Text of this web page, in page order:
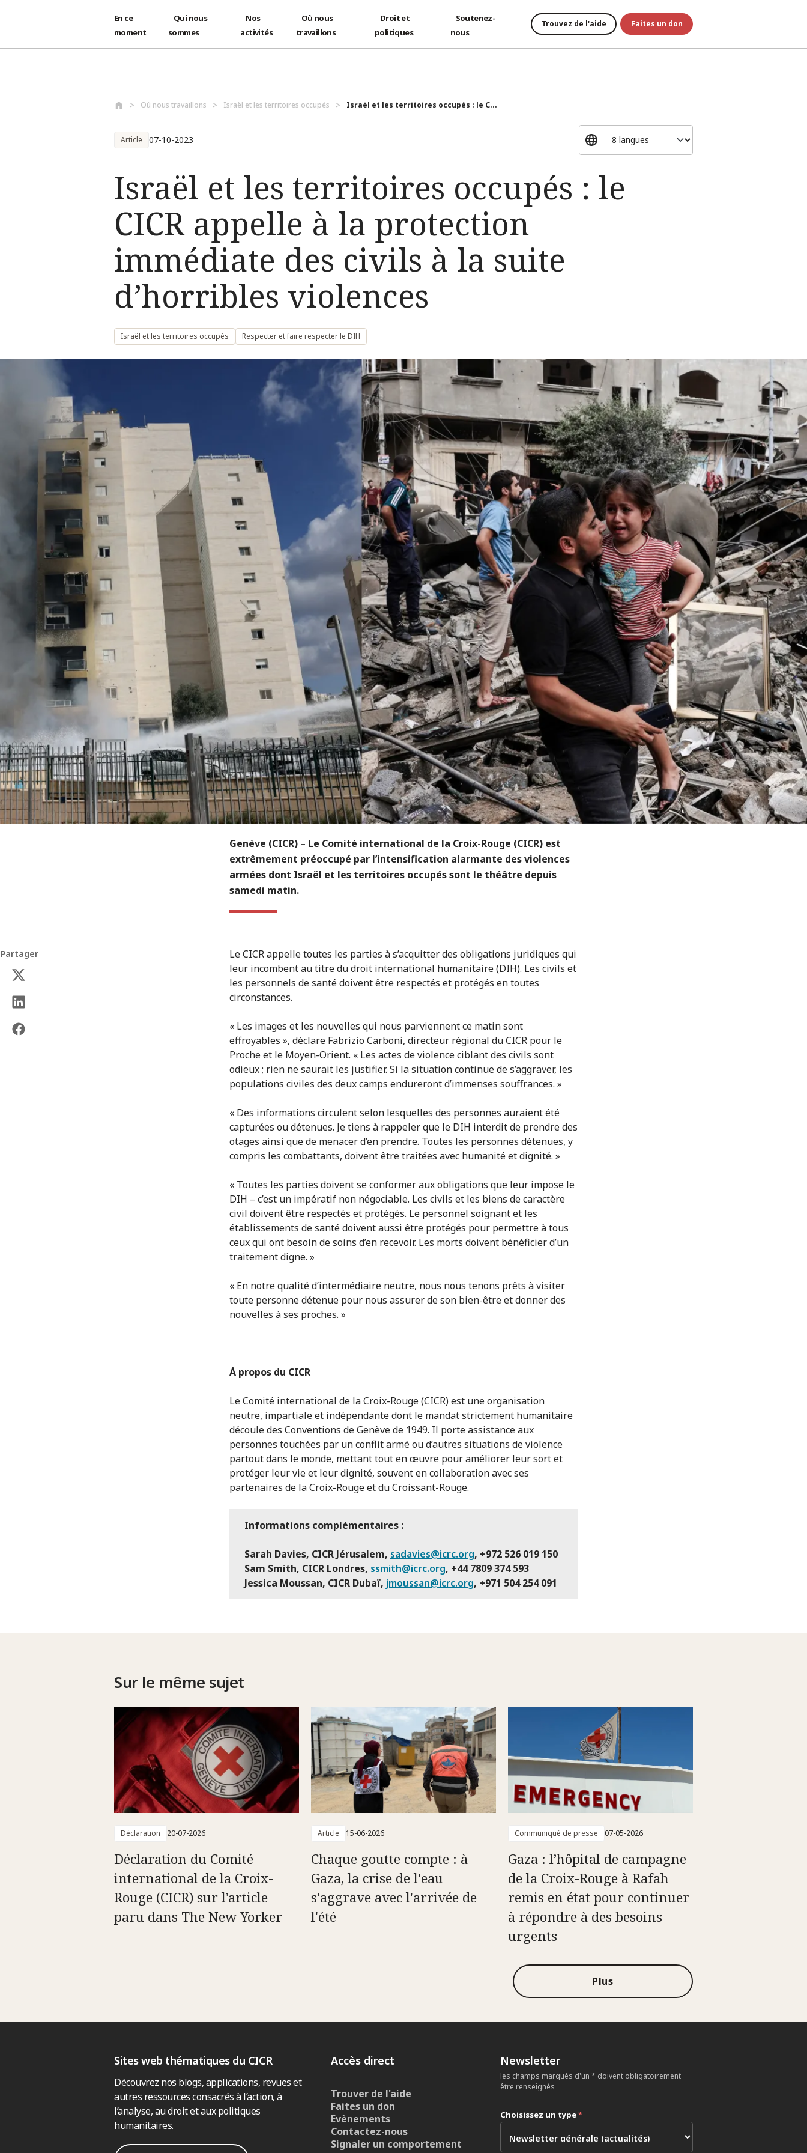
En ce
moment
Qui nous
sommes
Nos
activités
Où nous
travaillons
Droit et
politiques
Soutenez-
nous
Trouvez de l'aide Faites un don
Où nous travaillons Israël et les territoires occupés Israël et les territoires occupés : le C...
Article 07-10-2023
Israël et les territoires occupés : le
CICR appelle à la protection
immédiate des civils à la suite
d’horribles violences
Israël et les territoires occupés Respecter et faire respecter le DIH
Genève (CICR) – Le Comité international de la Croix-Rouge (CICR) est
extrêmement préoccupé par l’intensification alarmante des violences
armées dont Israël et les territoires occupés sont le théâtre depuis
samedi matin.
Partager
Le CICR appelle toutes les parties à s’acquitter des obligations juridiques qui
leur incombent au titre du droit international humanitaire (DIH). Les civils et
les personnels de santé doivent être respectés et protégés en toutes
circonstances.
« Les images et les nouvelles qui nous parviennent ce matin sont
effroyables », déclare Fabrizio Carboni, directeur régional du CICR pour le
Proche et le Moyen-Orient. « Les actes de violence ciblant des civils sont
odieux ; rien ne saurait les justifier. Si la situation continue de s’aggraver, les
populations civiles des deux camps endureront d’immenses souffrances. »
« Des informations circulent selon lesquelles des personnes auraient été
capturées ou détenues. Je tiens à rappeler que le DIH interdit de prendre des
otages ainsi que de menacer d’en prendre. Toutes les personnes détenues, y
compris les combattants, doivent être traitées avec humanité et dignité. »
« Toutes les parties doivent se conformer aux obligations que leur impose le
DIH – c’est un impératif non négociable. Les civils et les biens de caractère
civil doivent être respectés et protégés. Le personnel soignant et les
établissements de santé doivent aussi être protégés pour permettre à tous
ceux qui ont besoin de soins d’en recevoir. Les morts doivent bénéficier d’un
traitement digne. »
« En notre qualité d’intermédiaire neutre, nous nous tenons prêts à visiter
toute personne détenue pour nous assurer de son bien-être et donner des
nouvelles à ses proches. »
À propos du CICR
Le Comité international de la Croix-Rouge (CICR) est une organisation
neutre, impartiale et indépendante dont le mandat strictement humanitaire
découle des Conventions de Genève de 1949. Il porte assistance aux
personnes touchées par un conflit armé ou d’autres situations de violence
partout dans le monde, mettant tout en œuvre pour améliorer leur sort et
protéger leur vie et leur dignité, souvent en collaboration avec ses
partenaires de la Croix-Rouge et du Croissant-Rouge.
Informations complémentaires :
Sarah Davies, CICR Jérusalem, sadavies@icrc.org, +972 526 019 150
Sam Smith, CICR Londres, ssmith@icrc.org, +44 7809 374 593
Jessica Moussan, CICR Dubaï, jmoussan@icrc.org, +971 504 254 091
Sur le même sujet
Déclaration 20-07-2026
Déclaration du Comité
international de la Croix-
Rouge (CICR) sur l’article
paru dans The New Yorker
Article 15-06-2026
Chaque goutte compte : à
Gaza, la crise de l'eau
s'aggrave avec l'arrivée de
l'été
Communiqué de presse 07-05-2026
Gaza : l’hôpital de campagne
de la Croix-Rouge à Rafah
remis en état pour continuer
à répondre à des besoins
urgents
Plus
Sites web thématiques du CICR
Découvrez nos blogs, applications, revues et
autres ressources consacrés à l’action, à
l’analyse, au droit et aux politiques
humanitaires.
Accès direct
Trouver de l'aide
Faites un don
Evènements
Contactez-nous
Signaler un comportement
Newsletter
les champs marqués d'un * doivent obligatoirement
être renseignés
Choisissez un type*